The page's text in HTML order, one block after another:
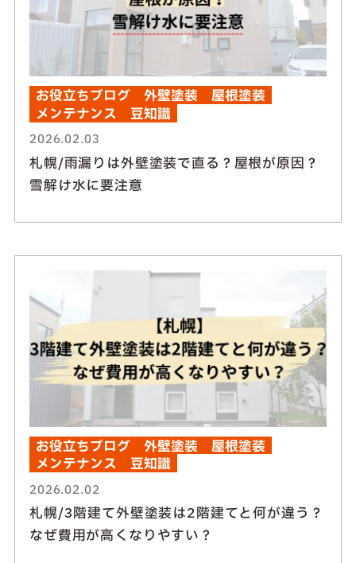
お役立ちブログ 外壁塗装
屋根塗装
メンテナンス
豆知識
2026.02.03
札幌/雨漏りは外壁塗装で直る？屋根が原因？
雪解け水に要注意
お役立ちブログ 外壁塗装
屋根塗装
メンテナンス
豆知識
2026.02.02
札幌/3階建て外壁塗装は2階建てと何が違う？
なぜ費用が高くなりやすい？